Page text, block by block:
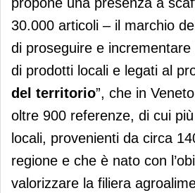
30.000 articoli – il marchio
di proseguire e
di prodotti locali e legati al
del territorio”, che in
oltre 900 referenze, di cui
locali, provenienti da circa
regione e che è nato con
valorizzare la filiera